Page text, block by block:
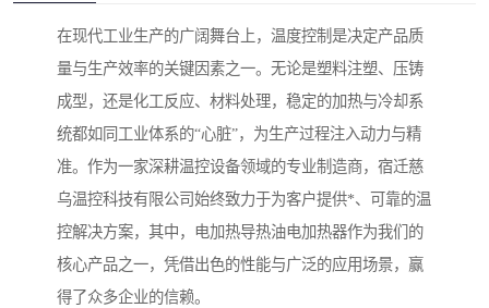
在现代工业生产的广阔舞台上，温度控制是决定产品质
量与生产效率的关键因素之一。无论是塑料注塑、压铸
成型，还是化工反应、材料处理，稳定的加热与冷却系
统都如同工业体系的“心脏”，为生产过程注入动力与精
准。作为一家深耕温控设备领域的专业制造商，宿迁慈
乌温控科技有限公司始终致力于为客户提供*、可靠的温
控解决方案，其中，电加热导热油电加热器作为我们的
核心产品之一，凭借出色的性能与广泛的应用场景，赢
得了众多企业的信赖。